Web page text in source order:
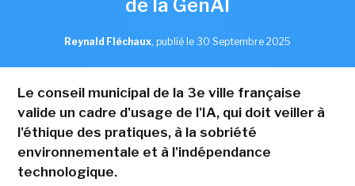
de la GenAI
Reynald Fléchaux, publié le 30 Septembre 2025
Le conseil municipal de la 3e ville française
valide un cadre d'usage de l'IA, qui doit veiller à
l'éthique des pratiques, à la sobriété
environnementale et à l'indépendance
technologique.